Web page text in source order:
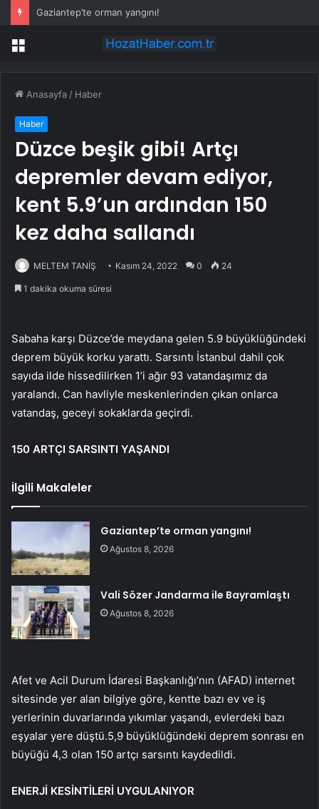
Gaziantep’te orman yangını!
Menü
Anasayfa / Haber
Haber
Düzce beşik gibi! Artçı
depremler devam ediyor,
kent 5.9’un ardından 150
kez daha sallandı
MELTEM TANİŞ Kasım 24, 2022 0 24
1 dakika okuma süresi
Sabaha karşı Düzce’de meydana gelen 5.9 büyüklüğündeki
deprem büyük korku yarattı. Sarsıntı İstanbul dahil çok
sayıda ilde hissedilirken 1’i ağır 93 vatandaşımız da
yaralandı. Can havliyle meskenlerinden çıkan onlarca
vatandaş, geceyi sokaklarda geçirdi.
150 ARTÇI SARSINTI YAŞANDI
İlgili Makaleler
Gaziantep’te orman yangını!
Ağustos 8, 2026
Vali Sözer Jandarma ile Bayramlaştı
Ağustos 8, 2026
Afet ve Acil Durum İdaresi Başkanlığı’nın (AFAD) internet
sitesinde yer alan bilgiye göre, kentte bazı ev ve iş
yerlerinin duvarlarında yıkımlar yaşandı, evlerdeki bazı
eşyalar yere düştü.5,9 büyüklüğündeki deprem sonrası en
büyüğü 4,3 olan 150 artçı sarsıntı kaydedildi.
ENERJİ KESİNTİLERİ UYGULANIYOR